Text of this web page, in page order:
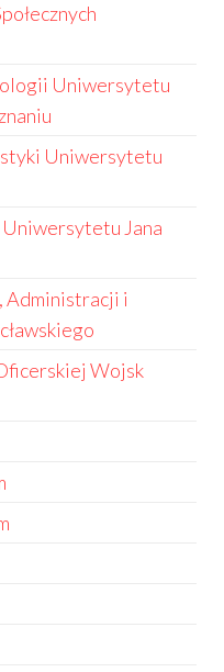
Uniwersytetu
Uniwersytetu
Jana
Administracji i
Wojsk